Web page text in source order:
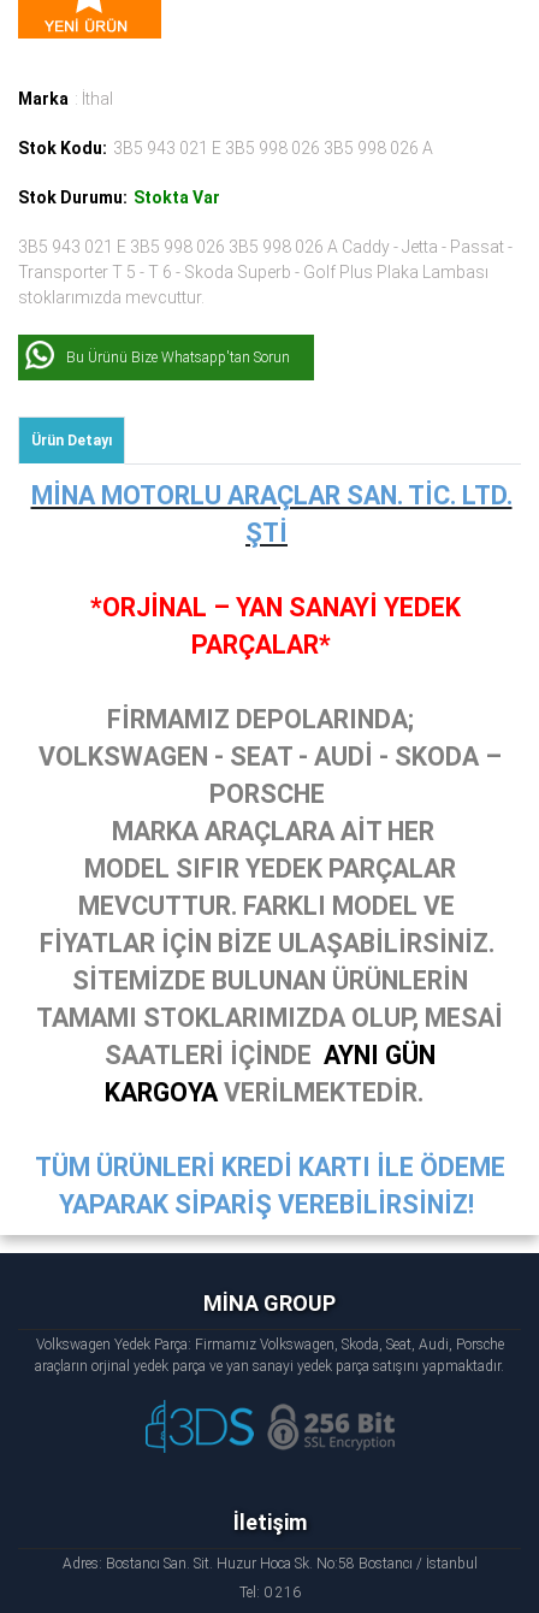
Marka : İthal
Stok Kodu: 3B5 943 021 E 3B5 998 026 3B5 998 026 A
Stok Durumu: Stokta Var
3B5 943 021 E 3B5 998 026 3B5 998 026 A Caddy - Jetta - Passat -
Transporter T 5 - T 6 - Skoda Superb - Golf Plus Plaka Lambası
stoklarımızda mevcuttur.
Bu Ürünü Bize Whatsapp'tan Sorun
Ürün Detayı
MİNA MOTORLU ARAÇLAR SAN. TİC. LTD.
ŞTİ
*ORJİNAL – YAN SANAYİ YEDEK
PARÇALAR*
FİRMAMIZ DEPOLARINDA;
VOLKSWAGEN - SEAT - AUDİ - SKODA –
PORSCHE
MARKA ARAÇLARA AİT HER
MODEL SIFIR YEDEK PARÇALAR
MEVCUTTUR. FARKLI MODEL VE
FİYATLAR İÇİN BİZE ULAŞABİLİRSİNİZ.
SİTEMİZDE BULUNAN ÜRÜNLERİN
TAMAMI STOKLARIMIZDA OLUP, MESAİ
SAATLERİ İÇİNDE AYNI GÜN
KARGOYA VERİLMEKTEDİR.
TÜM ÜRÜNLERİ KREDİ KARTI İLE ÖDEME
YAPARAK SİPARİŞ VEREBİLİRSİNİZ!
MİNA GROUP
Volkswagen Yedek Parça: Firmamız Volkswagen, Skoda, Seat, Audi, Porsche
araçların orjinal yedek parça ve yan sanayi yedek parça satışını yapmaktadır.
İletişim
Adres: Bostancı San. Sit. Huzur Hoca Sk. No:58 Bostancı / İstanbul
Tel: 0 216